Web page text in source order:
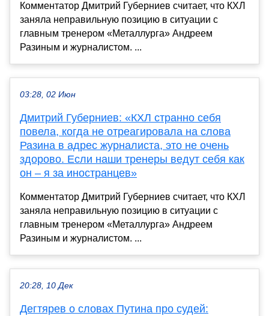
Комментатор Дмитрий Губерниев считает, что КХЛ
заняла неправильную позицию в ситуации с
главным тренером «Металлурга» Андреем
Разиным и журналистом. ...
03:28, 02 Июн
Дмитрий Губерниев: «КХЛ странно себя
повела, когда не отреагировала на слова
Разина в адрес журналиста, это не очень
здорово. Если наши тренеры ведут себя как
он – я за иностранцев»
Комментатор Дмитрий Губерниев считает, что КХЛ
заняла неправильную позицию в ситуации с
главным тренером «Металлурга» Андреем
Разиным и журналистом. ...
20:28, 10 Дек
Дегтярев о словах Путина про судей: